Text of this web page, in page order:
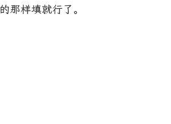
那样填就行了。